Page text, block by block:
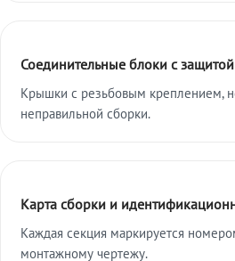
Соединительные блоки с
Крышки с резьбовым креплением,
неправильной сборки.
Карта сборки и
Каждая секция маркируется
монтажному чертежу.